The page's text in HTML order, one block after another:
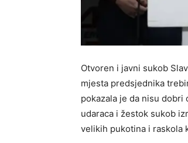
Otvoren i javni sukob
mjesta predsjednika
pokazala je da nisu
udaraca i žestok sukob
velikih pukotina i raskola